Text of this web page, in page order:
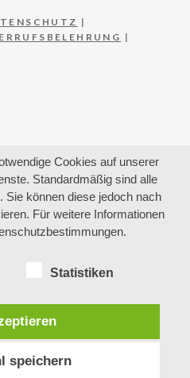
|
|
Cookies auf unserer
Standardmäßig sind alle
Sie können diese jedoch nach
Für weitere Informationen
Statistiken
speichern